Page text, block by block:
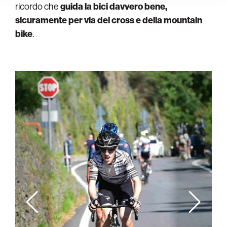
ricordo cheguida la bici davvero bene,
sicuramente per via del cross e della mountain
bike.